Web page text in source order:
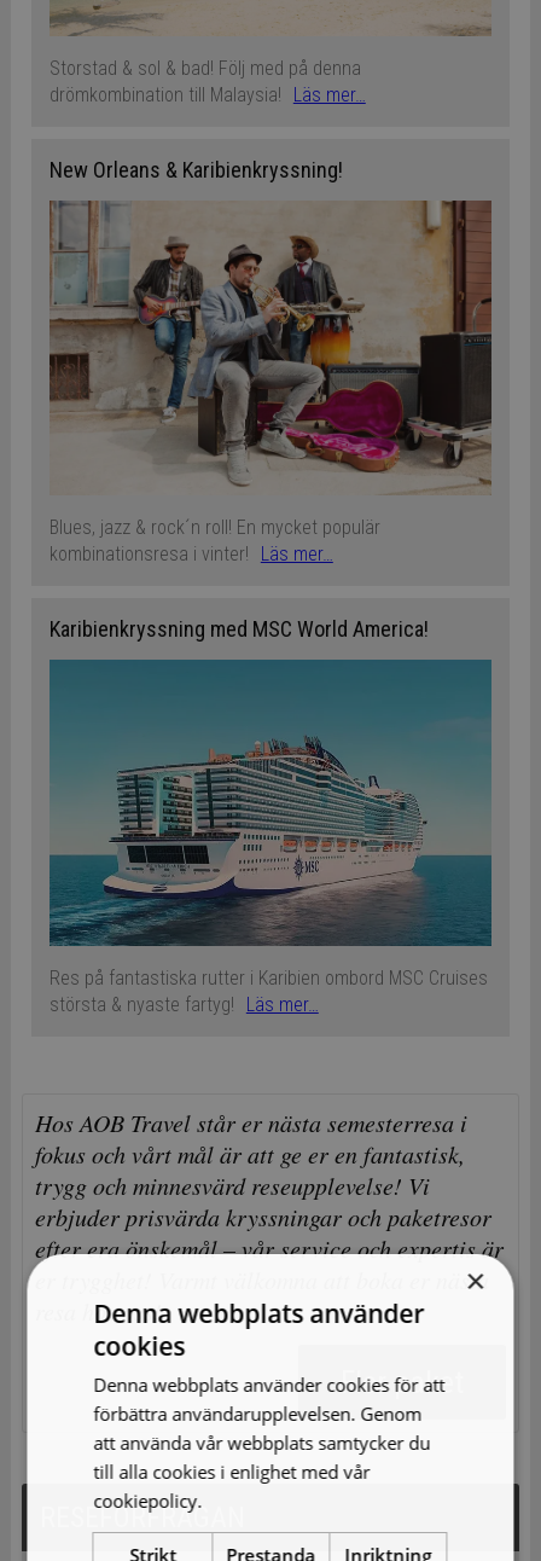
Storstad & sol & bad! Följ med på denna
drömkombination till Malaysia!
Läs mer…
New Orleans & Karibienkryssning!
Blues, jazz & rock´n roll! En mycket populär
kombinationsresa i vinter!
Läs mer…
Karibienkryssning med MSC World America!
Res på fantastiska rutter i Karibien ombord MSC Cruises
största & nyaste fartyg!
Läs mer…
Hos AOB Travel står er nästa semesterresa i
fokus och vårt mål är att ge er en fantastisk,
trygg och minnesvärd reseupplevelse! Vi
erbjuder prisvärda kryssningar och paketresor
efter era önskemål – vår service och expertis är
er trygghet! Varmt välkomna att boka er nästa
resa hos oss!
Fler paket
RESEFÖRFRÅGAN
×
Denna webbplats använder
cookies
Denna webbplats använder cookies för att
förbättra användarupplevelsen. Genom
att använda vår webbplats samtycker du
till alla cookies i enlighet med vår
cookiepolicy.
Strikt Prestanda Inriktning